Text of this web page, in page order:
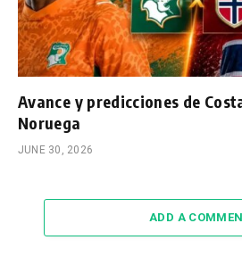
Avance y predicciones de
Noruega
JUNE 30, 2026
ADD A